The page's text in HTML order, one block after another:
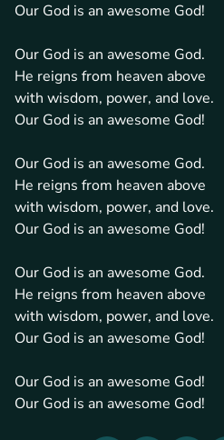
Our God is an awesome God!
Our God is an awesome God.
He reigns from heaven above
with wisdom, power, and love.
Our God is an awesome God!
Our God is an awesome God.
He reigns from heaven above
with wisdom, power, and love.
Our God is an awesome God!
Our God is an awesome God.
He reigns from heaven above
with wisdom, power, and love.
Our God is an awesome God!
Our God is an awesome God!
Our God is an awesome God!